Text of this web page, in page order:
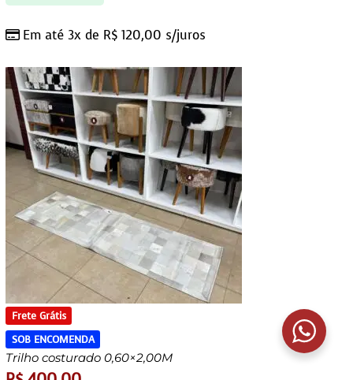
Em até 3x de R$ 120,00 s/juros
Frete Grátis
SOB ENCOMENDA
Trilho costurado 0,60×2,00M